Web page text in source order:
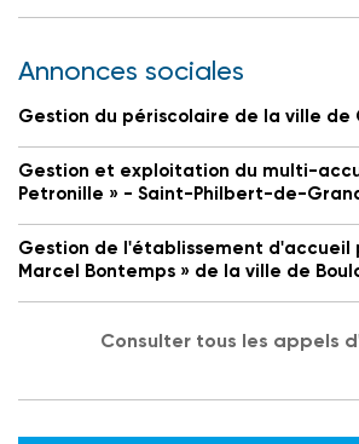
Annonces sociales
Gestion du périscolaire de la ville de
Gestion et exploitation du multi-
Petronille » - Saint-Philbert-de-
Gestion de l'établissement
Marcel Bontemps » de la ville de
Consulter tous les appels